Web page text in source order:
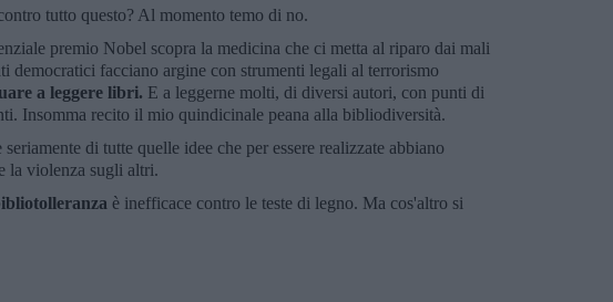
tutto questo? Al momento temo di no.
premio Nobel scopra la medicina che ci metta al riparo dai mali
democratici facciano argine con strumenti legali al terrorismo
a leggere libri. E a leggerne molti, di diversi autori, con punti di
Insomma recito il mio quindicinale peana alla bibliodiversità.
di tutte quelle idee che per essere realizzate abbiano
la violenza sugli altri.
è inefficace contro le teste di legno. Ma cos'altro si